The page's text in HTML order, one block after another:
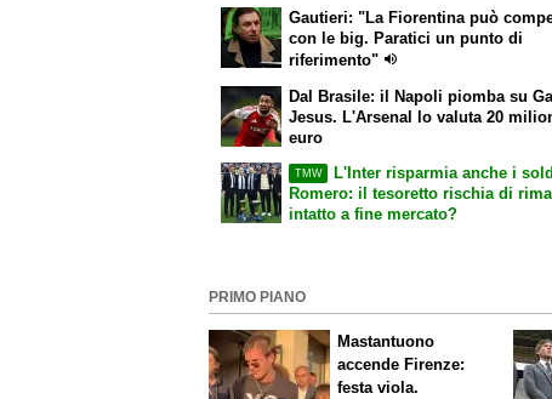
Gautieri: "La Fiorentina può
con le big. Paratici un punto di
riferimento"
Dal Brasile: il Napoli piomba su
Jesus. L'Arsenal lo valuta 20
euro
TMW
L'Inter risparmia anche i
Romero: il tesoretto rischia di
intatto a fine mercato?
PRIMO PIANO
Mastantuono
accende Firenze:
festa viola.